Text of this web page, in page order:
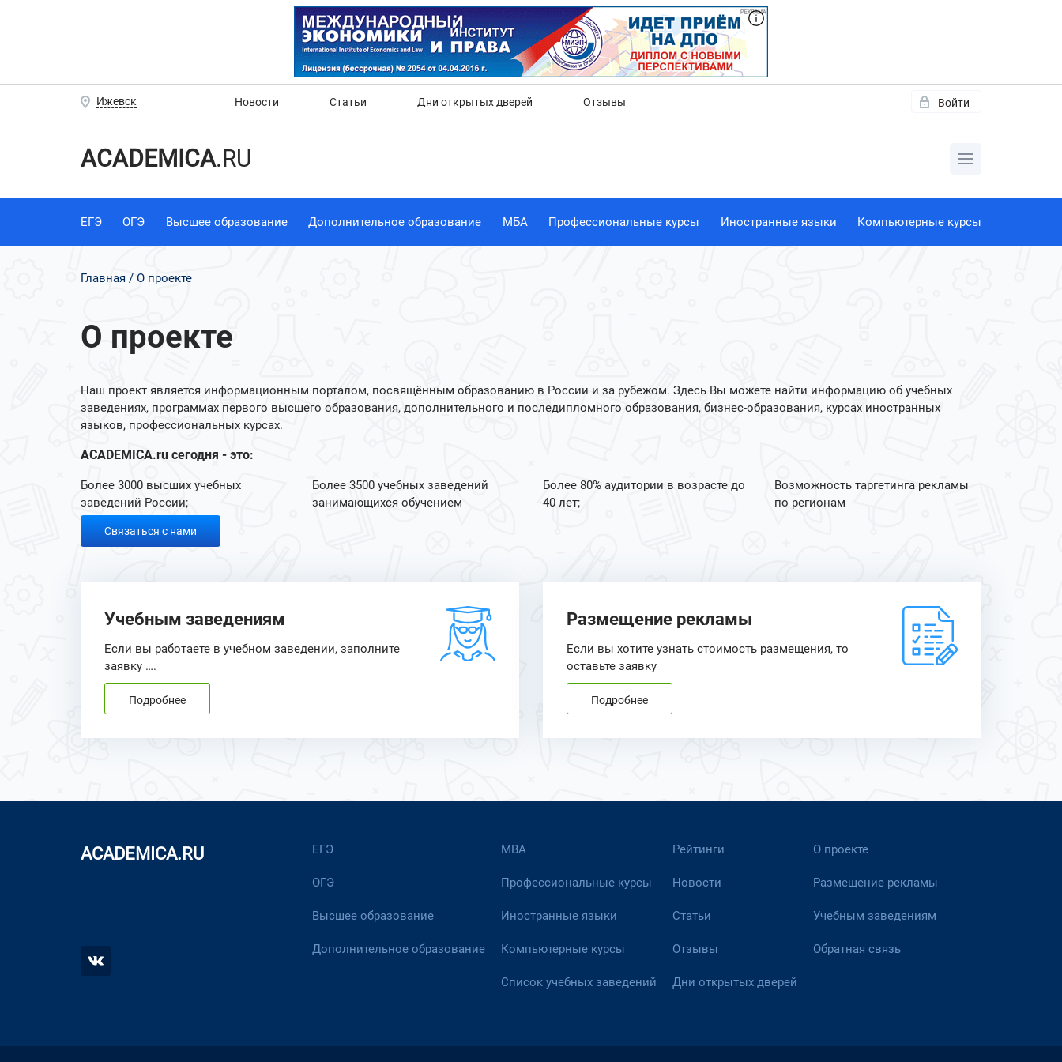
Ижевск Новости Статьи Дни открытых дверей Отзывы Войти
ACADEMICA.RU
ЕГЭ ОГЭ Высшее образование Дополнительное образование МБА Профессиональные курсы Иностранные языки Компьютерные курсы
Главная О проекте
О проекте
Наш проект является информационным порталом, посвящённым образованию в России и за рубежом. Здесь Вы можете найти информацию об учебных
заведениях, программах первого высшего образования, дополнительного и последипломного образования, бизнес-образования, курсах иностранных
языков, профессиональных курсах.
ACADEMICA.ru сегодня - это:
Более 3000 высших учебных
заведений России;
Более 3500 учебных заведений
занимающихся обучением
Более 80% аудитории в возрасте до
40 лет;
Возможность таргетинга рекламы
по регионам
Связаться с нами
Учебным заведениям
Если вы работаете в учебном заведении, заполните
заявку ….
Подробнее
Размещение рекламы
Если вы хотите узнать стоимость размещения, то
оставьте заявку
Подробнее
ACADEMICA.RU ЕГЭ
ОГЭ
Высшее образование
Дополнительное образование
МВА
Профессиональные курсы
Иностранные языки
Компьютерные курсы
Список учебных заведений
Рейтинги
Новости
Статьи
Отзывы
Дни открытых дверей
О проекте
Размещение рекламы
Учебным заведениям
Обратная связь
Нет